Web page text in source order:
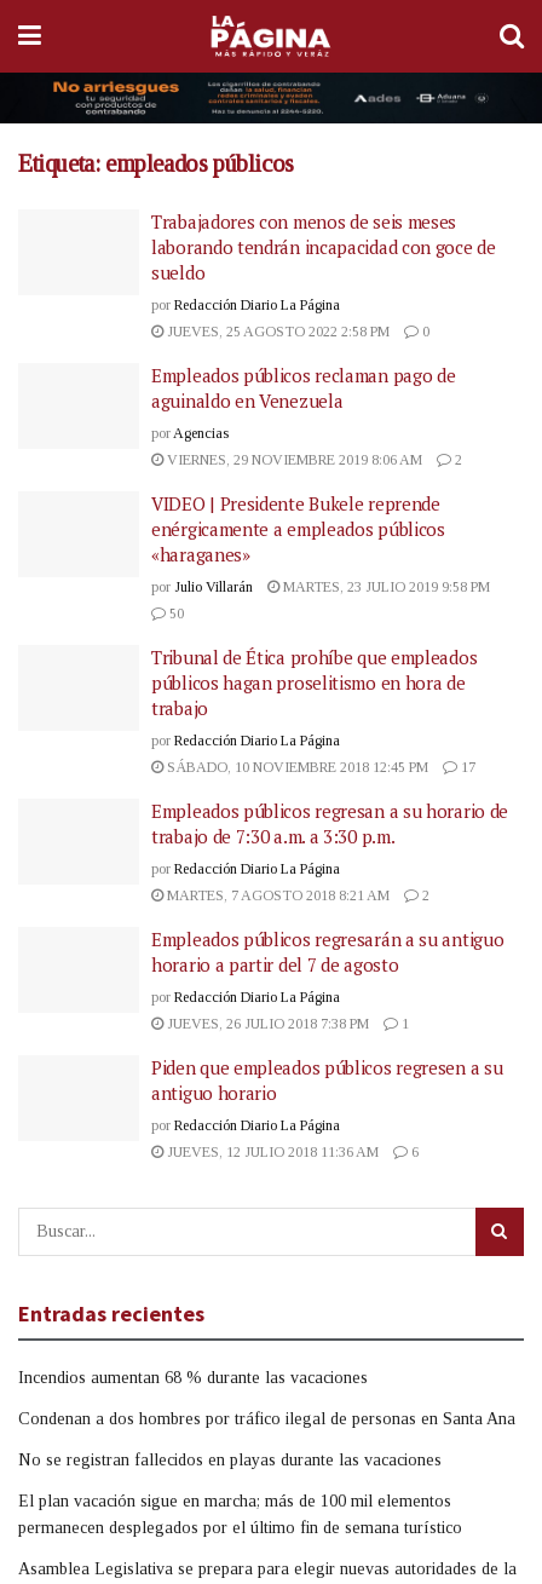
Etiqueta: empleados públicos
Trabajadores con menos de seis meses
laborando tendrán incapacidad con goce de
sueldo
por Redacción Diario La Página
JUEVES, 25 AGOSTO 2022 2:58 PM
0
Empleados públicos reclaman pago de
aguinaldo en Venezuela
por Agencias
VIERNES, 29 NOVIEMBRE 2019 8:06 AM
2
VIDEO | Presidente Bukele reprende
enérgicamente a empleados públicos
«haraganes»
por Julio Villarán
MARTES, 23 JULIO 2019 9:58 PM
50
Tribunal de Ética prohíbe que empleados
públicos hagan proselitismo en hora de
trabajo
por Redacción Diario La Página
SÁBADO, 10 NOVIEMBRE 2018 12:45 PM
17
Empleados públicos regresan a su horario de
trabajo de 7:30 a.m. a 3:30 p.m.
por Redacción Diario La Página
MARTES, 7 AGOSTO 2018 8:21 AM
2
Empleados públicos regresarán a su antiguo
horario a partir del 7 de agosto
por Redacción Diario La Página
JUEVES, 26 JULIO 2018 7:38 PM
1
Piden que empleados públicos regresen a su
antiguo horario
por Redacción Diario La Página
JUEVES, 12 JULIO 2018 11:36 AM
6
Entradas recientes
Incendios aumentan 68 % durante las vacaciones
Condenan a dos hombres por tráfico ilegal de personas en Santa Ana
No se registran fallecidos en playas durante las vacaciones
El plan vacación sigue en marcha; más de 100 mil elementos
permanecen desplegados por el último fin de semana turístico
Asamblea Legislativa se prepara para elegir nuevas autoridades de la